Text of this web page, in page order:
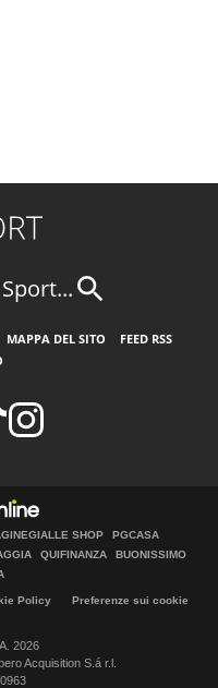
MAPPA DEL SITO
FEED RSS
SHOP
PGCASA
QUIFINANZA
BUONISSIMO
Policy
Preferenze sui cookie
2026
Acquisition S.á r.l.